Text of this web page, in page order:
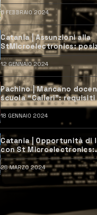
6 FEBBRAIO 2024
Catania | Assunzioni alla
StMicroelectronics:
aperte e come candidarsi
12 GENNAIO 2024
Pachino | Mancano
scuola “Calleri”: requisiti
candidarsi
18 GENNAIO 2024
Catania | Opportunità di
con St Microelectronics:
centinaia di assunzioni
28 MARZO 2024